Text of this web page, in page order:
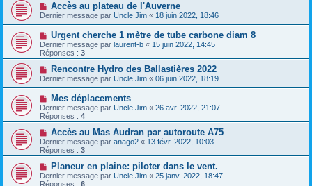
Accès au plateau de l'Auverne
Dernier message par Uncle Jim « 18 juin 2022, 18:46
Urgent cherche 1 mètre de tube carbone diam 8
Dernier message par laurent-b « 15 juin 2022, 14:45
Réponses : 3
Rencontre Hydro des Ballastières 2022
Dernier message par Uncle Jim « 06 juin 2022, 18:19
Mes déplacements
Dernier message par Uncle Jim « 26 avr. 2022, 21:07
Réponses : 4
Accès au Mas Audran par autoroute A75
Dernier message par anago2 « 13 févr. 2022, 10:03
Réponses : 3
Planeur en plaine: piloter dans le vent.
Dernier message par Uncle Jim « 25 janv. 2022, 18:47
Réponses : 6